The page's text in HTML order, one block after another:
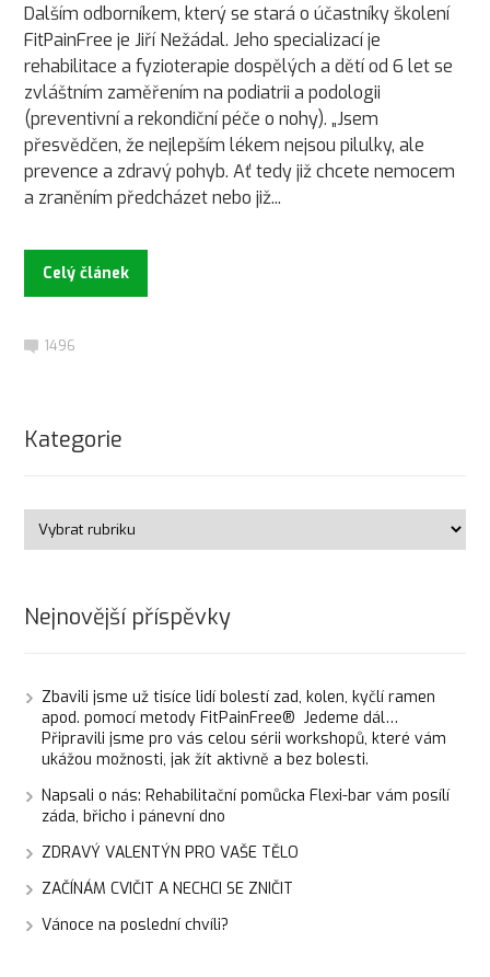
Dalším odborníkem, který se stará o účastníky školení
FitPainFree je Jiří Nežádal. Jeho specializací je
rehabilitace a fyzioterapie dospělých a dětí od 6 let se
zvláštním zaměřením na podiatrii a podologii
(preventivní a rekondiční péče o nohy). „Jsem
přesvědčen, že nejlepším lékem nejsou pilulky, ale
prevence a zdravý pohyb. Ať tedy již chcete nemocem
a zraněním předcházet nebo již...
Celý článek
1496
Kategorie
Nejnovější příspěvky
Zbavili jsme už tisíce lidí bolestí zad, kolen, kyčlí ramen
apod. pomocí metody FitPainFree® Jedeme dál…
Připravili jsme pro vás celou sérii workshopů, které vám
ukážou možnosti, jak žít aktivně a bez bolesti.
Napsali o nás: Rehabilitační pomůcka Flexi-bar vám posílí
záda, břicho i pánevní dno
ZDRAVÝ VALENTÝN PRO VAŠE TĚLO
ZAČÍNÁM CVIČIT A NECHCI SE ZNIČIT
Vánoce na poslední chvíli?